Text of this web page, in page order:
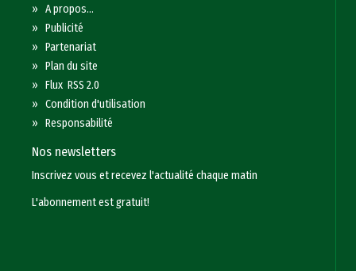
»A propos...
»Publicité
»Partenariat
»Plan du site
»Flux RSS 2.0
»Condition d'utilisation
»Responsabilité
Nos newsletters
Inscrivez vous et recevez l'actualité chaque matin
L'abonnement est gratuit!